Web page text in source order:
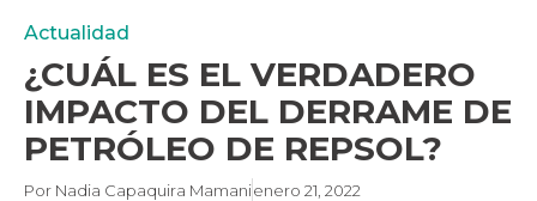
Actualidad
¿CUÁL ES EL VERDADERO
IMPACTO DEL DERRAME DE
PETRÓLEO DE REPSOL?
Por Nadia Capaquira Mamanienero 21, 2022